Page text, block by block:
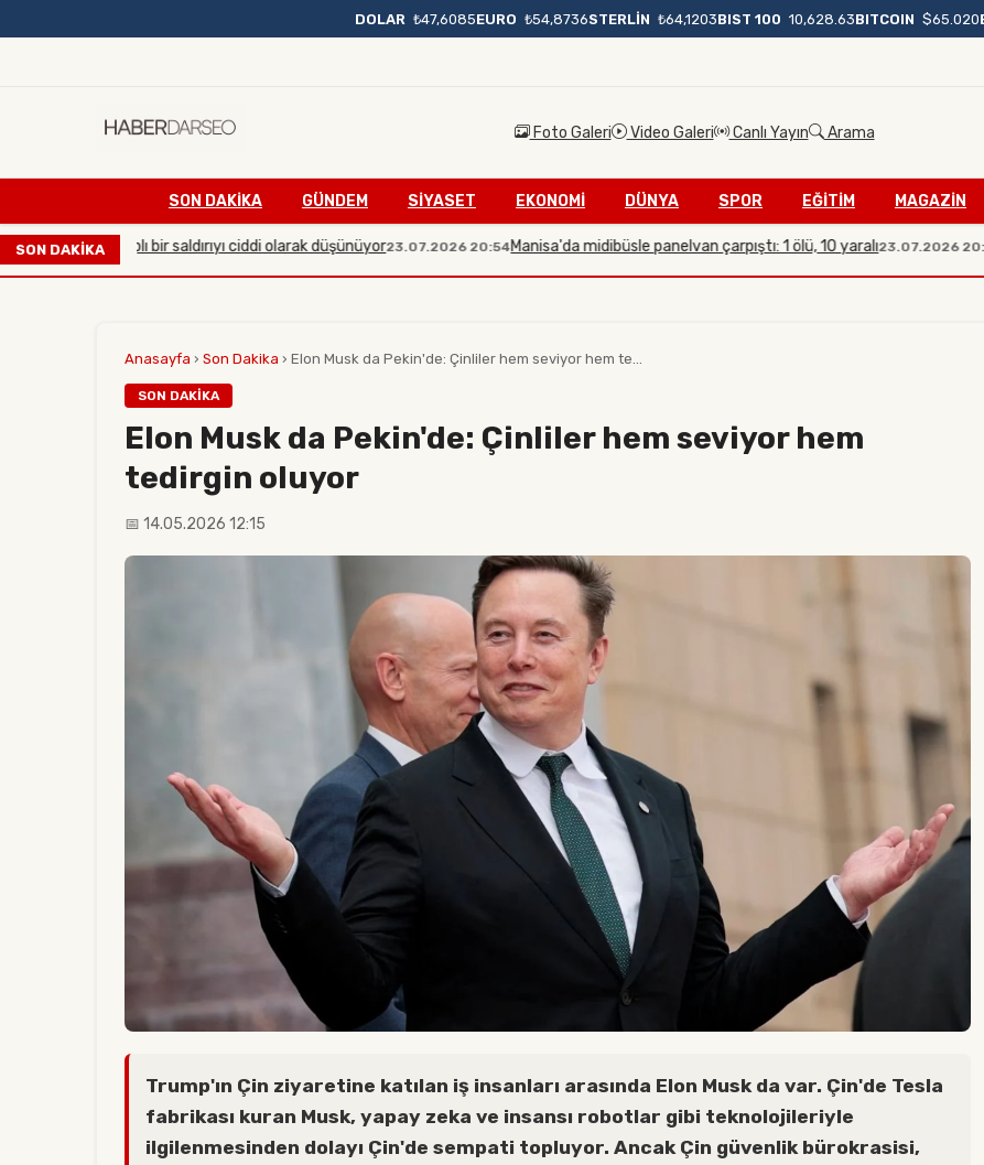
DOLAR ₺47,6085EURO ₺54,8736STERLİN ₺64,1203BIST 100 10,628.63BITCOIN $65.020
Foto Galeri Video Galeri Canlı Yayın Arama
SON DAKIKA GÜNDEM SİYASET EKONOMİ DÜNYA SPOR EĞİTİM MAGAZİN
SON DAKİKA
büyük çaplı bir saldırıyı ciddi olarak düşünüyor23.07.2026 20:54Manisa'da midibüsle panelvan çarpıştı: 1 ölü, 10 yaralı23.07.2026 20:08
Anasayfa › Son Dakika › Elon Musk da Pekin'de: Çinliler hem seviyor hem te...
SON DAKIKA
Elon Musk da Pekin'de: Çinliler hem seviyor hem
tedirgin oluyor
📅 14.05.2026 12:15
Trump'ın Çin ziyaretine katılan iş insanları arasında Elon Musk da var. Çin'de Tesla
fabrikası kuran Musk, yapay zeka ve insansı robotlar gibi teknolojileriyle
ilgilenmesinden dolayı Çin'de sempati topluyor. Ancak Çin güvenlik bürokrasisi,